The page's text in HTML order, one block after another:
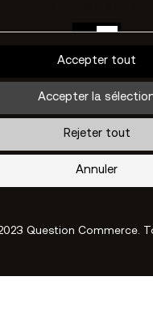
Non Oui
Cookies de
Autres cookies
Annuler
Rejeter tout
Accepter la
Accepter tout
Question Commerce.